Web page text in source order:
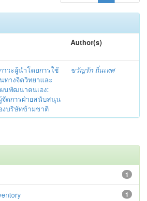
Author(s)
วะผู้นำโดยการใช้
ทางจิตวิทยาและ
นพัฒนาตนเอง:
ดการฝ่ายสนับสนุน
งบริษัทข้ามชาติ
ขวัญรัก ถิ่นเทศ
1
1